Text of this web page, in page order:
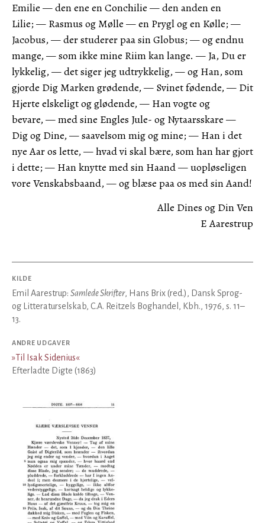
Emilie — den ene en Conchilie — den anden en
Lilie; — Rasmus og Mølle — en Prygl og en Kølle; —
Jacobus, — der studerer paa sin Globus; — og endnu
mange, — som ikke mine Riim kan lange. — Ja, Du er
lykkelig, — det siger jeg udtrykkelig, — og Han, som
gjorde Dig Marken grødende, — Svinet fødende, — Dit
Hjerte elskeligt og glødende, — Han vogte og
bevare, — med sine Engles Jule- og Nytaarsskare —
Dig og Dine, — saavelsom mig og mine; — Han i det
nye Aar os lette, — hvad vi skal bære, som han har gjort
i dette; — Han knytte med sin Haand — uopløseligen
vore Venskabsbaand, — og blæse paa os med sin Aand!
Alle Dines og Din Ven
E Aarestrup
KILDE
Emil Aarestrup: Samlede Skrifter, Hans Brix (red.), Dansk Sprog-
og Litteraturselskab, C.A. Reitzels Boghandel, Kbh., 1976, s. 11–
13.
ANDRE UDGAVER
»Til Isak Sidenius«
Efterladte Digte (1863)